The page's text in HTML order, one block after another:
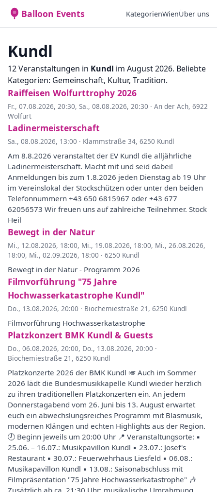
Balloon Events KategorienWienÜber uns
Kundl
12 Veranstaltungen in Kundl im August 2026. Beliebte
Kategorien: Gemeinschaft, Kultur, Tradition.
Raiffeisen Wolfurttrophy 2026
Fr., 07.08.2026, 20:30, Sa., 08.08.2026, 20:30 · An der Ach, 6922
Wolfurt
Ladinermeisterschaft
Sa., 08.08.2026, 13:00 · Klammstraße 34, 6250 Kundl
Am 8.8.2026 veranstaltet der EV Kundl die alljährliche
Ladinermeisterschaft. Macht mit und seid dabei!
Anmeldungen bis zum 1.8.2026 jeden Dienstag ab 19 Uhr
im Vereinslokal der Stockschützen oder unter den beiden
Telefonnummern +43 650 6815967 oder +43 677
62056573 Wir freuen uns auf zahlreiche Teilnehmer. Stock
Heil
Bewegt in der Natur
Mi., 12.08.2026, 18:00, Mi., 19.08.2026, 18:00, Mi., 26.08.2026,
18:00, Mi., 02.09.2026, 18:00 · 6250 Kundl
Bewegt in der Natur - Programm 2026
Filmvorführung "75 Jahre
Hochwasserkatastrophe Kundl"
Do., 13.08.2026, 20:00 · Biochemiestraße 21, 6250 Kundl
Filmvorführung Hochwasserkatastrophe
Platzkonzert BMK Kundl & Guests
Do., 06.08.2026, 20:00, Do., 13.08.2026, 20:00 ·
Biochemiestraße 21, 6250 Kundl
Platzkonzerte 2026 der BMK Kundl 🎺 Auch im Sommer
2026 lädt die Bundesmusikkapelle Kundl wieder herzlich
zu ihren traditionellen Platzkonzerten ein. An jedem
Donnerstagabend vom 26. Juni bis 13. August erwartet
euch ein abwechslungsreiches Programm mit Blasmusik,
modernen Klängen und echten Highlights aus der Region.
🕗 Beginn jeweils um 20:00 Uhr 📍 Veranstaltungsorte: ▪️
25.06. – 16.07.: Musikpavillon Kundl ▪️ 23.07.: Josef's
Restaurant ▪️ 30.07.: Feuerwehrhaus Liesfeld ▪️ 06.08.:
Musikapavillon Kundl ▪️ 13.08.: Saisonabschluss mit
Filmpräsentation "75 Jahre Hochwasserkatastrophe" 🎶
Zusätzlich ab ca. 21:30 Uhr: musikalische Umrahmung